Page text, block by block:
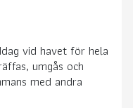
vid havet för hela
umgås och
med andra